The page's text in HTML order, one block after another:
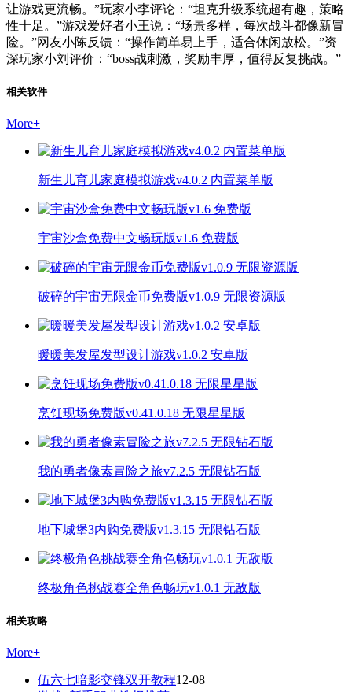
让游戏更流畅。”玩家小李评论：“坦克升级系统超有趣，策略
性十足。”游戏爱好者小王说：“场景多样，每次战斗都像新冒
险。”网友小陈反馈：“操作简单易上手，适合休闲放松。”资
深玩家小刘评价：“boss战刺激，奖励丰厚，值得反复挑战。”
相关软件
More+
新生儿育儿家庭模拟游戏v4.0.2 内置菜单版
宇宙沙盒免费中文畅玩版v1.6 免费版
破碎的宇宙无限金币免费版v1.0.9 无限资源版
暖暖美发屋发型设计游戏v1.0.2 安卓版
烹饪现场免费版v0.41.0.18 无限星星版
我的勇者像素冒险之旅v7.2.5 无限钻石版
地下城堡3内购免费版v1.3.15 无限钻石版
终极角色挑战赛全角色畅玩v1.0.1 无敌版
相关攻略
More+
伍六七暗影交锋双开教程12-08